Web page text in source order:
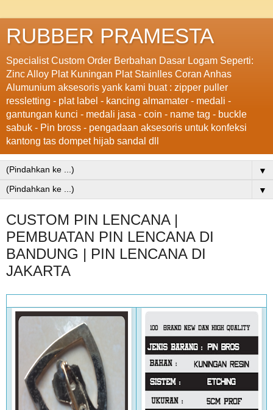
RUBBER PRAMESTA
Specialist Custom Order Berbahan Dasar Logam Seperti:
Zinc Alloy Plat Kuningan Plat Stainlles Coran Anhas
Alumunium aksesoris yank kami buat : zipper puller
ressletting - plat label - kancing almamater - medali -
gantungan kunci - medali jasa - coin - name tag - buckle
sabuk - Pin bross - pengadaan aksesoris untuk konfeksi
kantong tas dompet hijab sandal dll
▼
▼
CUSTOM PIN LENCANA |
PEMBUATAN PIN LENCANA DI
BANDUNG | PIN LENCANA DI
JAKARTA